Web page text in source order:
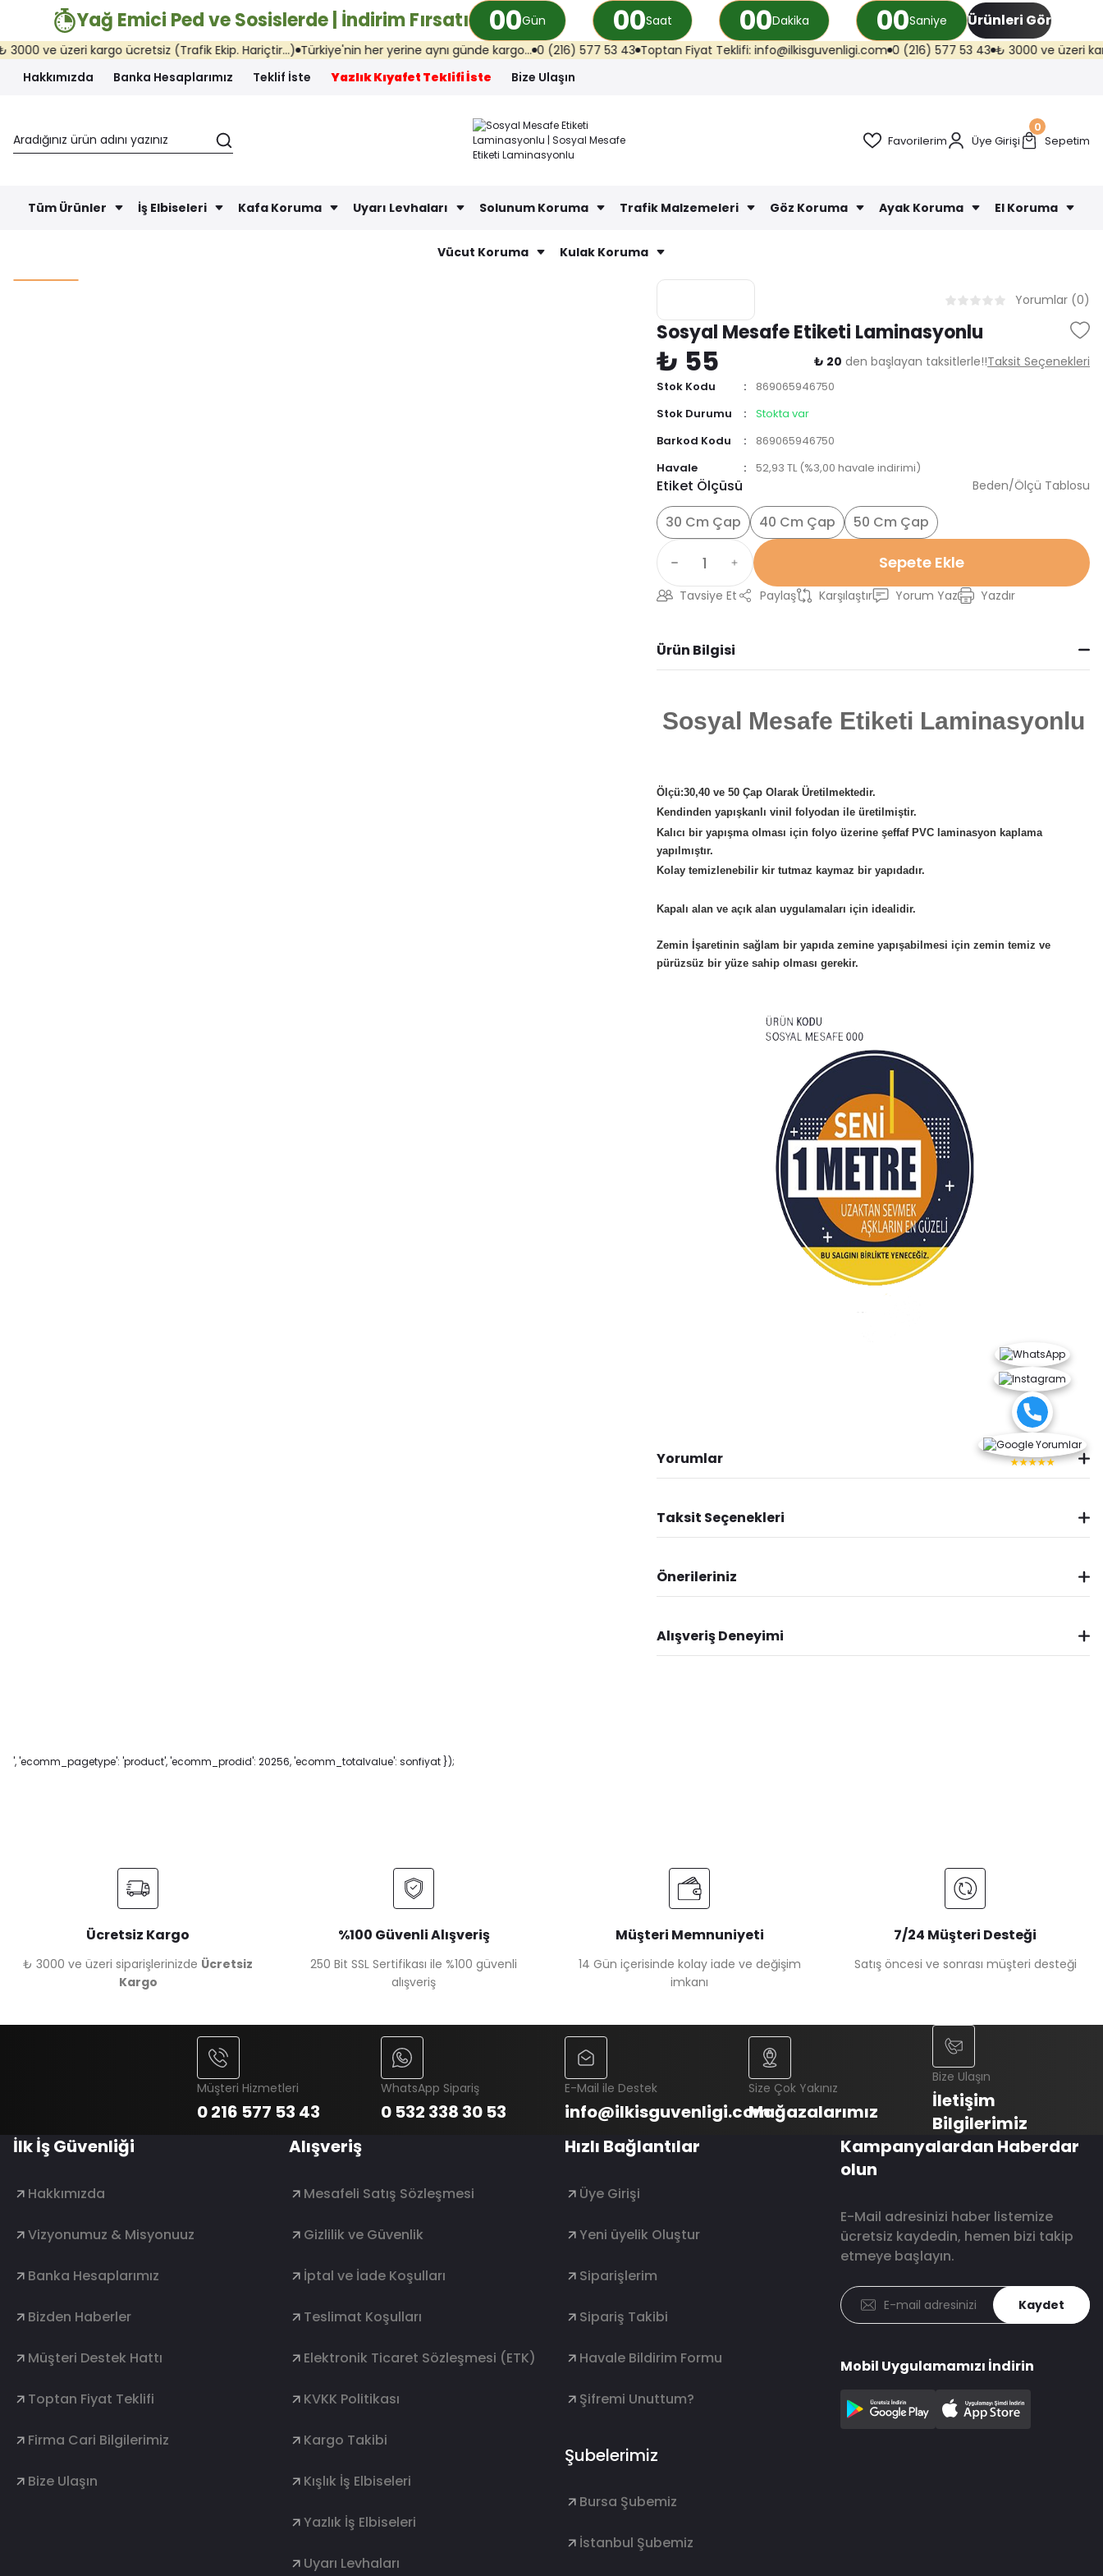
Yağ Emici Ped ve Sosislerde | İndirim Fırsatı 00Gün 00Saat 00Dakika 00Saniye Ürünleri Gör
kargo ücretsiz (Trafik Ekip. Hariçtir...) Türkiye'nin her yerine aynı günde kargo... 0 (216) 577 53 43 Toptan Fiyat Teklifi: info@ilkisguvenligi.com 0 (216) 577 53 43 ₺ 3000 ve üzeri kargo ücretsiz
Hakkımızda
Banka Hesaplarımız Teklif İste Yazlık Kıyafet Teklifi İste Bize Ulaşın
Favorilerim Üye Girişi
0
Sepetim
Tüm Ürünler İş Elbiseleri Kafa Koruma Uyarı Levhaları Solunum Koruma Trafik Malzemeleri Göz Koruma Ayak Koruma El Koruma
Vücut Koruma Kulak Koruma
Yorumlar (0)
Sosyal Mesafe Etiketi Laminasyonlu
₺ 55 ₺ 20 den başlayan taksitlerle!!Taksit Seçenekleri
Stok Kodu
869065946750
Stok Durumu
Stokta var
Barkod Kodu
869065946750
Havale
52,93 TL (%3,00 havale indirimi)
Etiket Ölçüsü
30 Cm Çap
40 Cm Çap 50 Cm Çap
Beden/Ölçü Tablosu
Sepete Ekle
Tavsiye Et Paylaş Karşılaştır Yorum Yaz Yazdır
Ürün Bilgisi
Sosyal Mesafe Etiketi Laminasyonlu
Ölçü:30,40 ve 50 Çap Olarak Üretilmektedir.
Kendinden yapışkanlı vinil folyodan ile üretilmiştir.
Kalıcı bir yapışma olması için folyo üzerine şeffaf PVC laminasyon kaplama
yapılmıştır.
Kolay temizlenebilir kir tutmaz kaymaz bir yapıdadır.
Kapalı alan ve açık alan uygulamaları için idealidir.
Zemin İşaretinin sağlam bir yapıda zemine yapışabilmesi için zemin temiz ve
pürüzsüz bir yüze sahip olması gerekir.
Yorumlar
Taksit Seçenekleri
Önerileriniz
Alışveriş Deneyimi
', 'ecomm_pagetype': 'product', 'ecomm_prodid': 20256, 'ecomm_totalvalue': sonfiyat });
Ücretsiz Kargo
₺ 3000 ve üzeri siparişlerinizde Ücretsiz
Kargo
%100 Güvenli Alışveriş
250 Bit SSL Sertifikası ile %100 güvenli
alışveriş
Müşteri Memnuniyeti
14 Gün içerisinde kolay iade ve değişim
imkanı
7/24 Müşteri Desteği
Satış öncesi ve sonrası müşteri desteği
Müşteri Hizmetleri
0 216 577 53 43
WhatsApp Sipariş
0 532 338 30 53
E-Mail ile Destek
info@ilkisguvenligi.com
Size Çok Yakınız
Mağazalarımız
Bize Ulaşın
İletişim
Bilgilerimiz
İlk İş Güvenliği
Hakkımızda
Vizyonumuz & Misyonuuz
Banka Hesaplarımız
Bizden Haberler
Müşteri Destek Hattı
Toptan Fiyat Teklifi
Firma Cari Bilgilerimiz
Bize Ulaşın
Alışveriş
Mesafeli Satış Sözleşmesi
Gizlilik ve Güvenlik
İptal ve İade Koşulları
Teslimat Koşulları
Elektronik Ticaret Sözleşmesi (ETK)
KVKK Politikası
Kargo Takibi
Kışlık İş Elbiseleri
Yazlık İş Elbiseleri
Uyarı Levhaları
Hızlı Bağlantılar
Üye Girişi
Yeni üyelik Oluştur
Siparişlerim
Sipariş Takibi
Havale Bildirim Formu
Şifremi Unuttum?
Şubelerimiz
Bursa Şubemiz
İstanbul Şubemiz
★★★★★
Kampanyalardan Haberdar
olun
E-Mail adresinizi haber listemize
ücretsiz kaydedin, hemen bizi takip
etmeye başlayın.
Kaydet
Mobil Uygulamamızı İndirin